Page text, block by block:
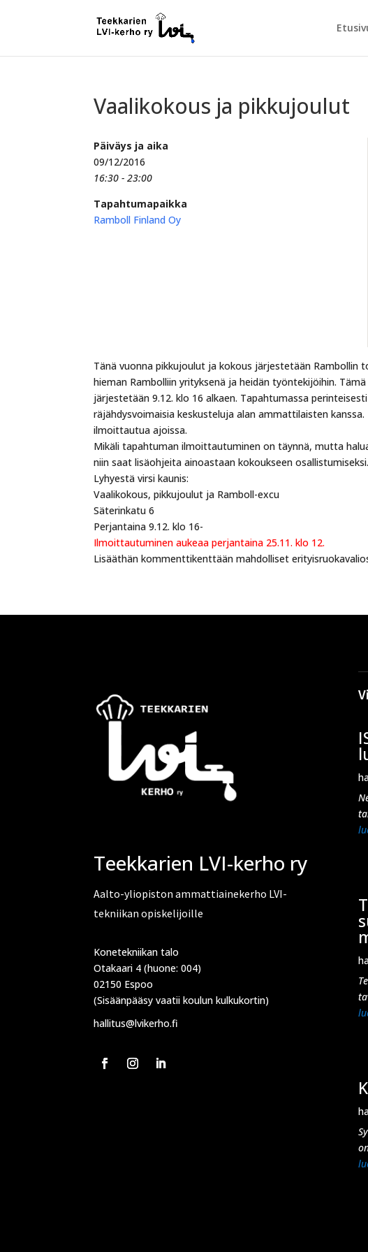
Vaalikokous ja pikkujoulut
Päiväys ja aika
09/12/2016
16:30 - 23:00
Tapahtumapaikka
Ramboll Finland Oy
Tänä vuonna pikkujoulut ja kokous järjestetään Rambollin
hieman Rambolliin yrityksenä ja heidän työntekijöihin.
järjestetään 9.12. klo 16 alkaen. Tapahtumassa
räjähdysvoimaisia keskusteluja alan ammattilaisten
ilmoittautua ajoissa.
Mikäli tapahtuman ilmoittautuminen on täynnä, mutta
niin saat lisäohjeita ainoastaan kokoukseen osallistumiseksi.
Lyhyestä virsi kaunis:
Vaalikokous, pikkujoulut ja Ramboll-excu
Säterinkatu 6
Perjantaina 9.12. klo 16-
Ilmoittautuminen aukeaa perjantaina 25.11. klo 12.
Lisääthän kommenttikenttään mahdolliset
Teekkarien LVI-kerho ry
Aalto-yliopiston ammattiainekerho LVI-
tekniikan opiskelijoille
Konetekniikan talo
Otakaari 4 (huone: 004)
02150 Espoo
(Sisäänpääsy vaatii koulun kulkukortin)
hallitus@lvikerho.fi